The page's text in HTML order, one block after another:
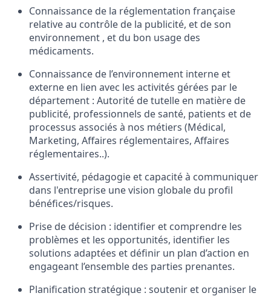
Connaissance de la réglementation française
relative au contrôle de la publicité, et de son
environnement , et du bon usage des
médicaments.
Connaissance de l’environnement interne et
externe en lien avec les activités gérées par le
département : Autorité de tutelle en matière de
publicité, professionnels de santé, patients et de
processus associés à nos métiers (Médical,
Marketing, Affaires réglementaires, Affaires
réglementaires..).
Assertivité, pédagogie et capacité à communiquer
dans l'entreprise une vision globale du profil
bénéfices/risques.
Prise de décision : identifier et comprendre les
problèmes et les opportunités, identifier les
solutions adaptées et définir un plan d’action en
engageant l’ensemble des parties prenantes.
Planification stratégique : soutenir et organiser le